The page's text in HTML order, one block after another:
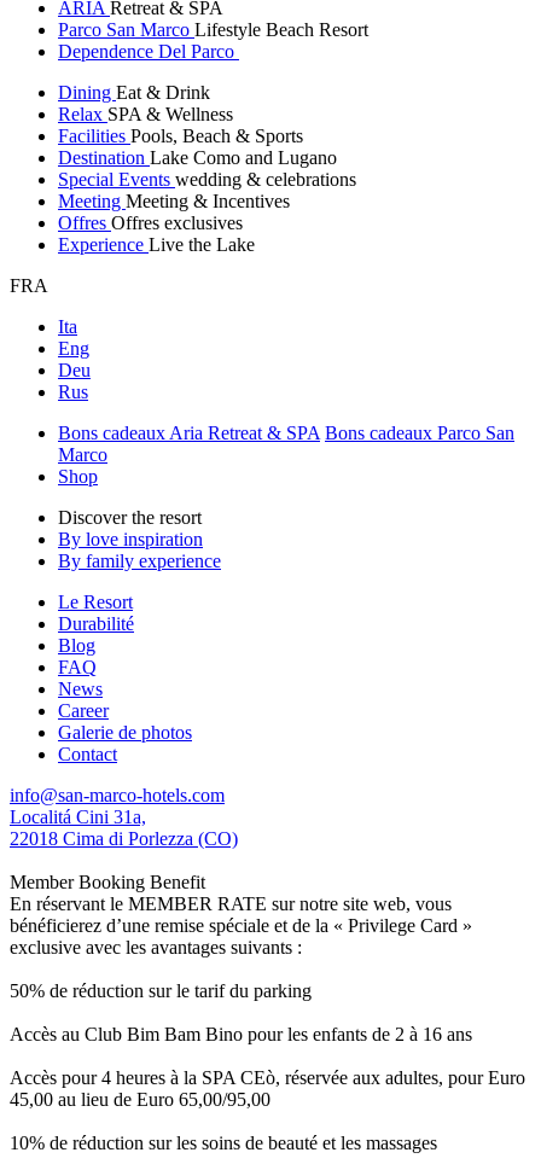
ARIA Retreat & SPA
Parco San Marco Lifestyle Beach Resort
Dependence Del Parco
Dining Eat & Drink
Relax SPA & Wellness
Facilities Pools, Beach & Sports
Destination Lake Como and Lugano
Special Events wedding & celebrations
Meeting Meeting & Incentives
Offres Offres exclusives
Experience Live the Lake
FRA
Ita
Eng
Deu
Rus
Bons cadeaux Aria Retreat & SPA Bons cadeaux Parco San
Marco
Shop
Discover the resort
By love inspiration
By family experience
Le Resort
Durabilité
Blog
FAQ
News
Career
Galerie de photos
Contact
info@san-marco-hotels.com
Localitá Cini 31a,
22018 Cima di Porlezza (CO)
Member Booking Benefit
En réservant le MEMBER RATE sur notre site web, vous
bénéficierez d’une remise spéciale et de la « Privilege Card »
exclusive avec les avantages suivants :
50% de réduction sur le tarif du parking
Accès au Club Bim Bam Bino pour les enfants de 2 à 16 ans
Accès pour 4 heures à la SPA CEò, réservée aux adultes, pour Euro
45,00 au lieu de Euro 65,00/95,00
10% de réduction sur les soins de beauté et les massages